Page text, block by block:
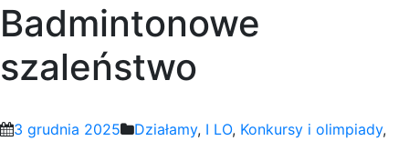
Badmintonowe
szaleństwo
3 grudnia 2025 Działamy, I LO, Konkursy i olimpiady,